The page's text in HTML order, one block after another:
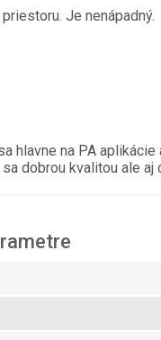
Je nenápadný.
hlavne na PA
dobrou kvalitou ale aj